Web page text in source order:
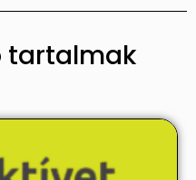
tartalmak